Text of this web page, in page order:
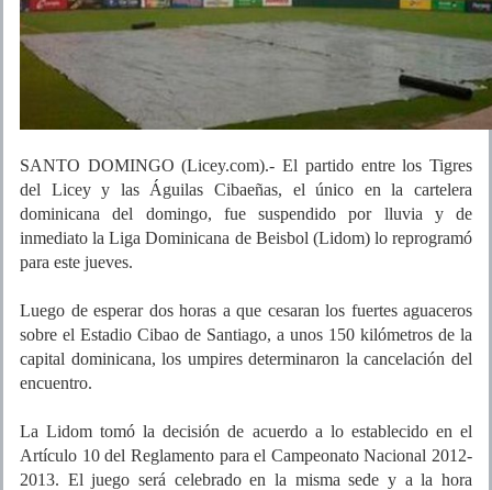
SANTO DOMINGO (Licey.com).- El partido entre los Tigres
del Licey y las Águilas Cibaeñas, el único en la cartelera
dominicana del domingo, fue suspendido por lluvia y de
inmediato la Liga Dominicana de Beisbol (Lidom) lo reprogramó
para este jueves.
Luego de esperar dos horas a que cesaran los fuertes aguaceros
sobre el Estadio Cibao de Santiago, a unos 150 kilómetros de la
capital dominicana, los umpires determinaron la cancelación del
encuentro.
La Lidom tomó la decisión de acuerdo a lo establecido en el
Artículo 10 del Reglamento para el Campeonato Nacional 2012-
2013. El juego será celebrado en la misma sede y a la hora